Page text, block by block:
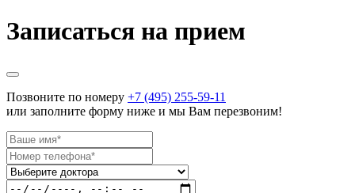
Записаться на прием
Позвоните по номеру +7 (495) 255-59-11
или заполните форму ниже и мы Вам перезвоним!